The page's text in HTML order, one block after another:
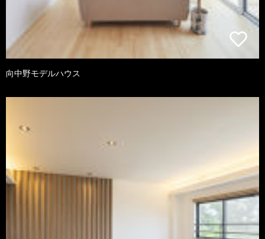
向中野モデルハウス